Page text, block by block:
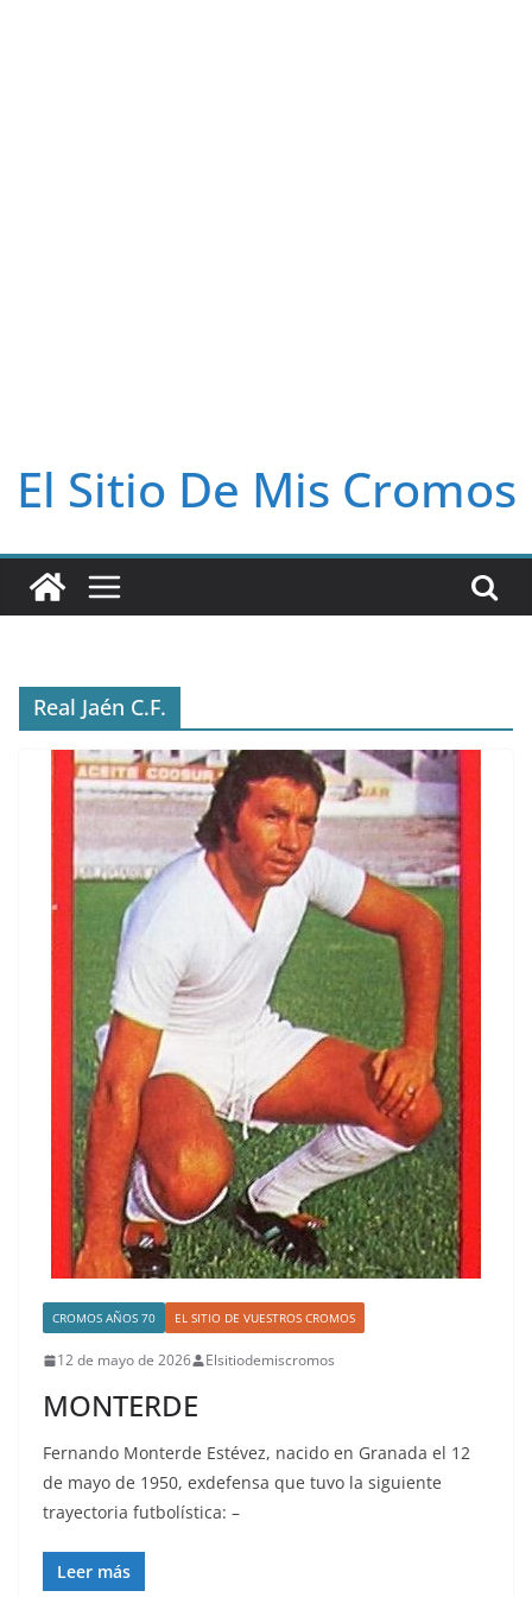
El Sitio De Mis Cromos
Real Jaén C.F.
CROMOS AÑOS 70 EL SITIO DE VUESTROS CROMOS
12 de mayo de 2026 Elsitiodemiscromos
MONTERDE
Fernando Monterde Estévez, nacido en Granada el 12
de mayo de 1950, exdefensa que tuvo la siguiente
trayectoria futbolística: –
Leer más